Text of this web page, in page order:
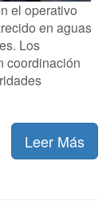
el operativo
en aguas
Los
coordinación
Leer Más